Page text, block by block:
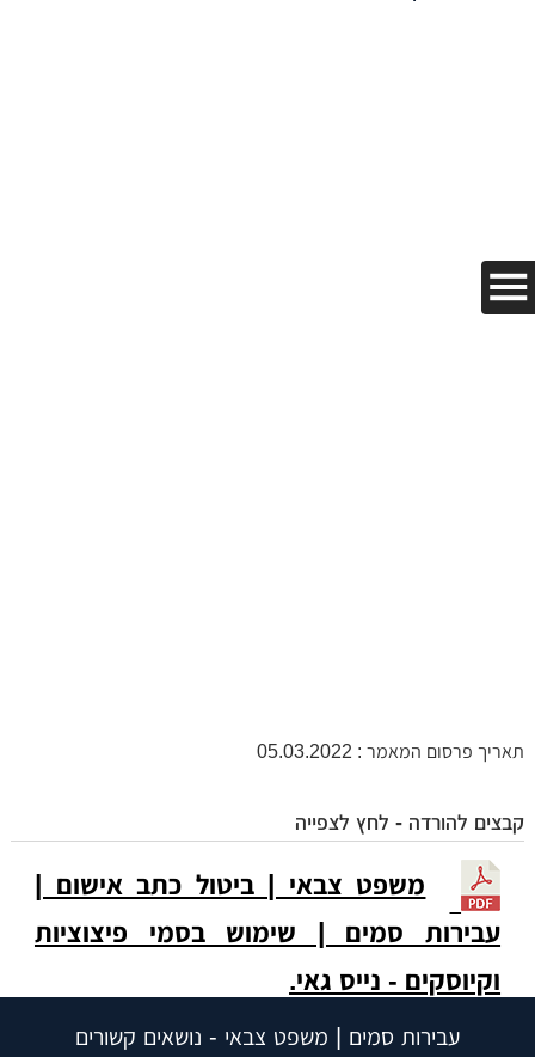
תאריך פרסום המאמר : 05.03.2022
קבצים להורדה - לחץ לצפייה
משפט צבאי | ביטול כתב אישום |
עבירות סמים | שימוש בסמי פיצוציות
וקיוסקים - נייס גאי.
עבירות סמים | משפט צבאי - נושאים קשורים